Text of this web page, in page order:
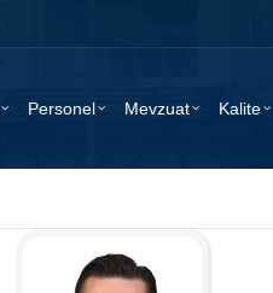
Personel Mevzuat Kalite